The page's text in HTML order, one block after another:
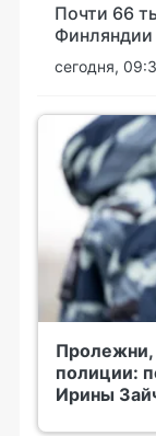
Почти 66
Финляндии
сегодня,
Пролежни,
полиции:
Ирины